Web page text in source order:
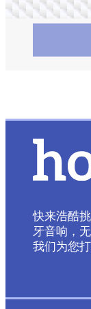
快来浩酷
牙音响，
我们为您